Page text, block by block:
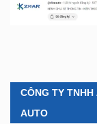
CÔNG TY TNHH
AUTO